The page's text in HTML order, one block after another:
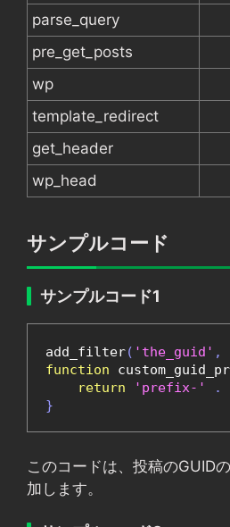
parse_query
pre_get_posts
wp
template_redirect
get_header
wp_head
サンプルコード
サンプルコード1
add_filter( 'the_guid' ,
function
return
'prefix-' .
}
このコードは、投稿のGUID
加します。